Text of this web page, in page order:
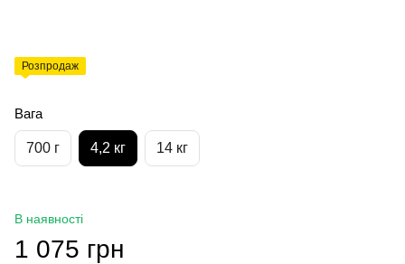
Розпродаж
Вага
700 г 4,2 кг 14 кг
В наявності
1 075 грн